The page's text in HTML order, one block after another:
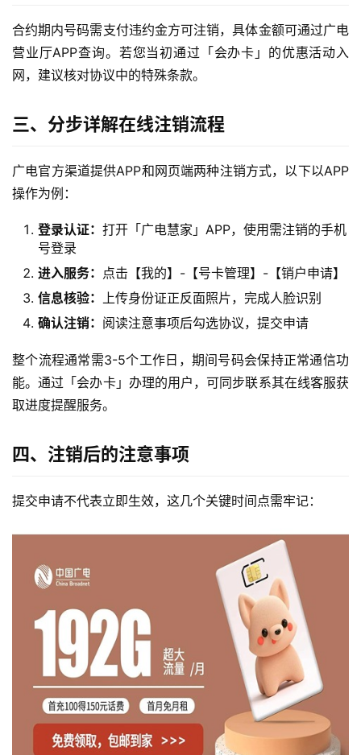
合约期内号码需支付违约金方可注销，具体金额可通过广电
营业厅APP查询。若您当初通过「会办卡」的优惠活动入
网，建议核对协议中的特殊条款。
三、分步详解在线注销流程
广电官方渠道提供APP和网页端两种注销方式，以下以APP
操作为例：
登录认证： 打开「广电慧家」APP，使用需注销的手机
号登录
进入服务： 点击【我的】-【号卡管理】-【销户申请】
信息核验： 上传身份证正反面照片，完成人脸识别
确认注销： 阅读注意事项后勾选协议，提交申请
整个流程通常需3-5个工作日，期间号码会保持正常通信功
能。通过「会办卡」办理的用户，可同步联系其在线客服获
取进度提醒服务。
四、注销后的注意事项
提交申请不代表立即生效，这几个关键时间点需牢记：